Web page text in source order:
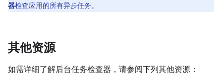
器检查应用的所有异步任务。
其他资源
如需详细了解后台任务检查器，请参阅下列其他资源：